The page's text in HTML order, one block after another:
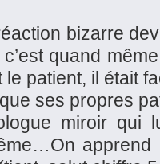
bizarre
quand
patient, il était
ses propres
miroir qui